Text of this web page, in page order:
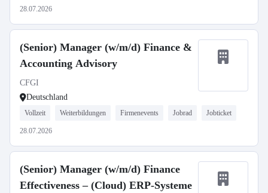
28.07.2026
(Senior) Manager (w/m/d) Finance &
Accounting Advisory
CFGI
Deutschland
Vollzeit Weiterbildungen Firmenevents Jobrad Jobticket
28.07.2026
(Senior) Manager (w/m/d) Finance
Effectiveness – (Cloud) ERP-Systeme